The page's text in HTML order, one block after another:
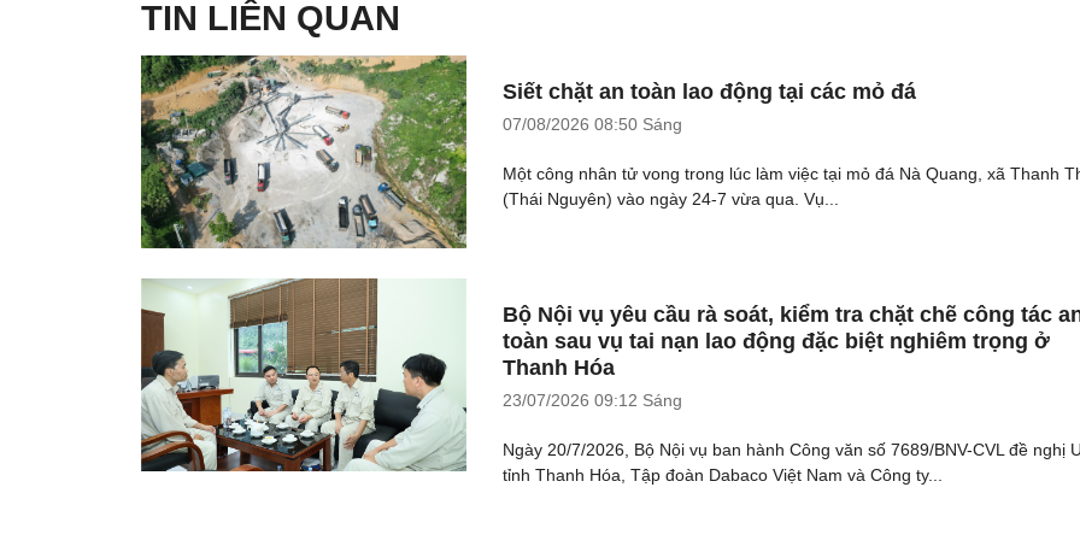
TIN LIÊN QUAN
Siết chặt an toàn lao động tại các mỏ đá
07/08/2026 08:50 Sáng
Một công nhân tử vong trong lúc làm việc tại mỏ đá Nà Quang, xã Thanh
(Thái Nguyên) vào ngày 24-7 vừa qua. Vụ...
Bộ Nội vụ yêu cầu rà soát, kiểm tra chặt chẽ công tác
toàn sau vụ tai nạn lao động đặc biệt nghiêm trọng ở
Thanh Hóa
23/07/2026 09:12 Sáng
Ngày 20/7/2026, Bộ Nội vụ ban hành Công văn số 7689/BNV-CVL đề nghị
tỉnh Thanh Hóa, Tập đoàn Dabaco Việt Nam và Công ty...